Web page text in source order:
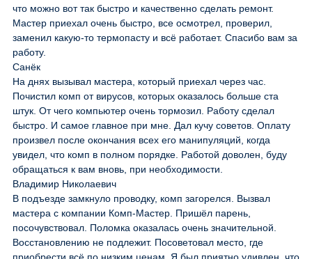
что можно вот так быстро и качественно сделать ремонт.
Мастер приехал очень быстро, все осмотрел, проверил,
заменил какую-то термопасту и всё работает. Спасибо вам за
работу.
Санёк
На днях вызывал мастера, который приехал через час.
Почистил комп от вирусов, которых оказалось больше ста
штук. От чего компьютер очень тормозил. Работу сделал
быстро. И самое главное при мне. Дал кучу советов. Оплату
произвел после окончания всех его манипуляций, когда
увидел, что комп в полном порядке. Работой доволен, буду
обращаться к вам вновь, при необходимости.
Владимир Николаевич
В подъезде замкнуло проводку, комп загорелся. Вызвал
мастера с компании Комп-Мастер. Пришёл парень,
посочувствовал. Поломка оказалась очень значительной.
Восстановлению не подлежит. Посоветовал место, где